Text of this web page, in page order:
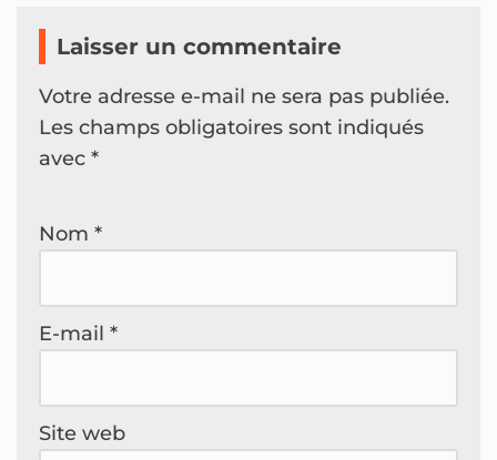
Laisser un commentaire
Votre adresse e-mail ne sera pas publiée.
Les champs obligatoires sont indiqués
avec *
Nom *
E-mail *
Site web